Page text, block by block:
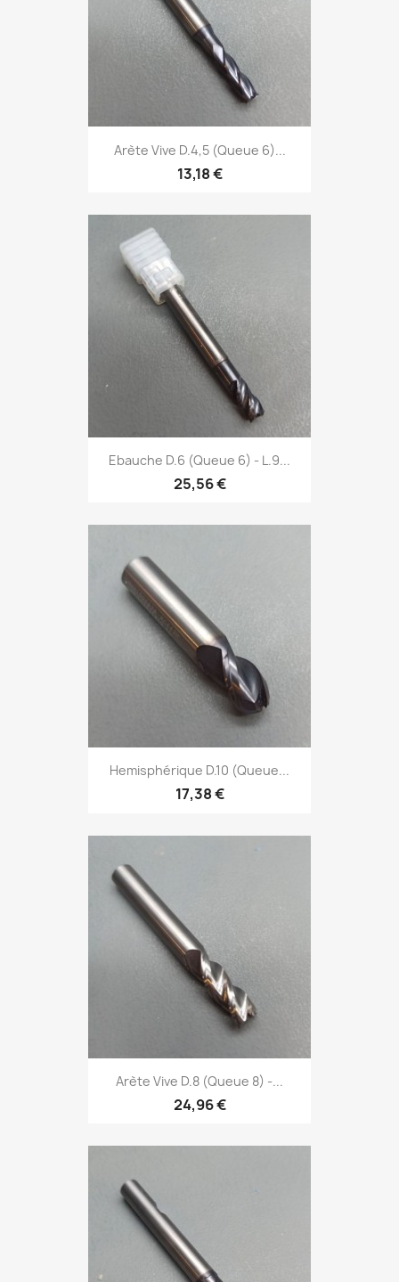
Arète Vive D.4,5 (Queue 6)...
13,18 €
Ebauche D.6 (Queue 6) - L.9...
25,56 €
Hemisphérique D.10 (Queue...
17,38 €
Arète Vive D.8 (Queue 8) -...
24,96 €